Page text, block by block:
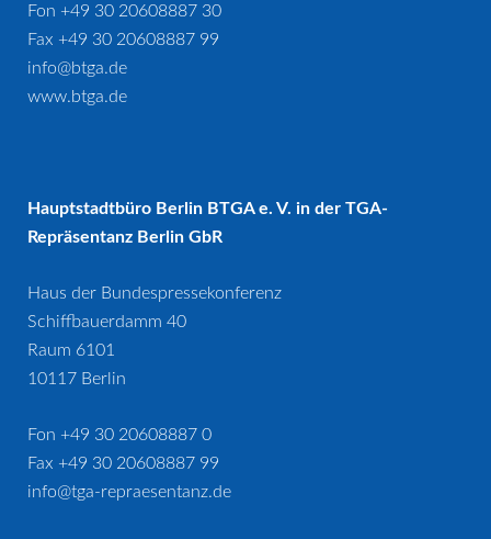
Fon +49 30 20608887 30
Fax +49 30 20608887 99
info@btga.de
www.btga.de
Hauptstadtbüro Berlin BTGA e. V. in der TGA-
Repräsentanz Berlin GbR
Haus der Bundespressekonferenz
Schiffbauerdamm 40
Raum 6101
10117 Berlin
Fon +49 30 20608887 0
Fax +49 30 20608887 99
info@tga-repraesentanz.de